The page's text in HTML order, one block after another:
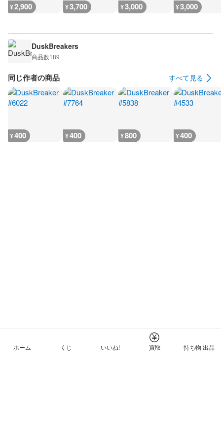
¥2,900 ¥3,700 ¥3,000 ¥3,000
DuskBreakers
商品数189
同じ作者の商品 すべて見る
¥400 ¥400 ¥800 ¥400
ホーム くじ いいね! 買取 持ち物 出品